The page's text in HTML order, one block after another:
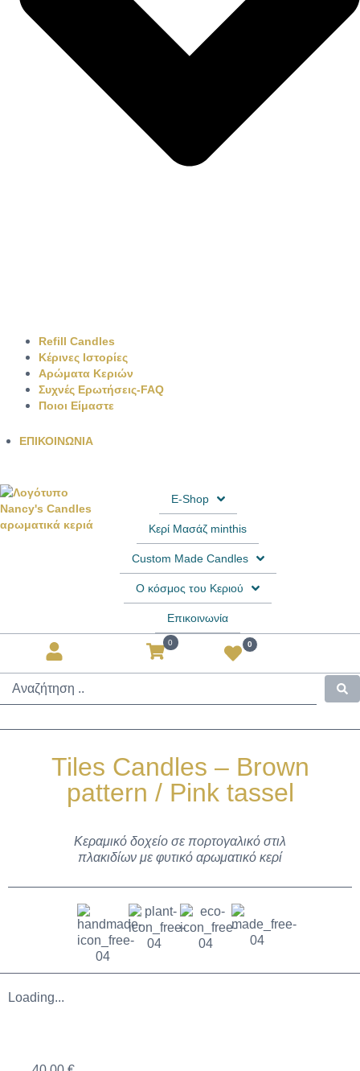
Refill Candles
Κέρινες Ιστορίες
Αρώματα Κεριών
Συχνές Ερωτήσεις-FAQ
Ποιοι Είμαστε
ΕΠΙΚΟΙΝΩΝΙΑ
E-Shop
Κερί Μασάζ minthis
Custom Made Candles
Ο κόσμος του Κεριού
Επικοινωνία
0 0
Tiles Candles – Brown
pattern / Pink tassel
Κεραμικό δοχείο σε πορτογαλικό στιλ
πλακιδίων με φυτικό αρωματικό κερί
Loading...